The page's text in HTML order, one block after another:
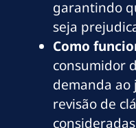
garantindo
seja
Como
consumidor
demanda ao
revisão de